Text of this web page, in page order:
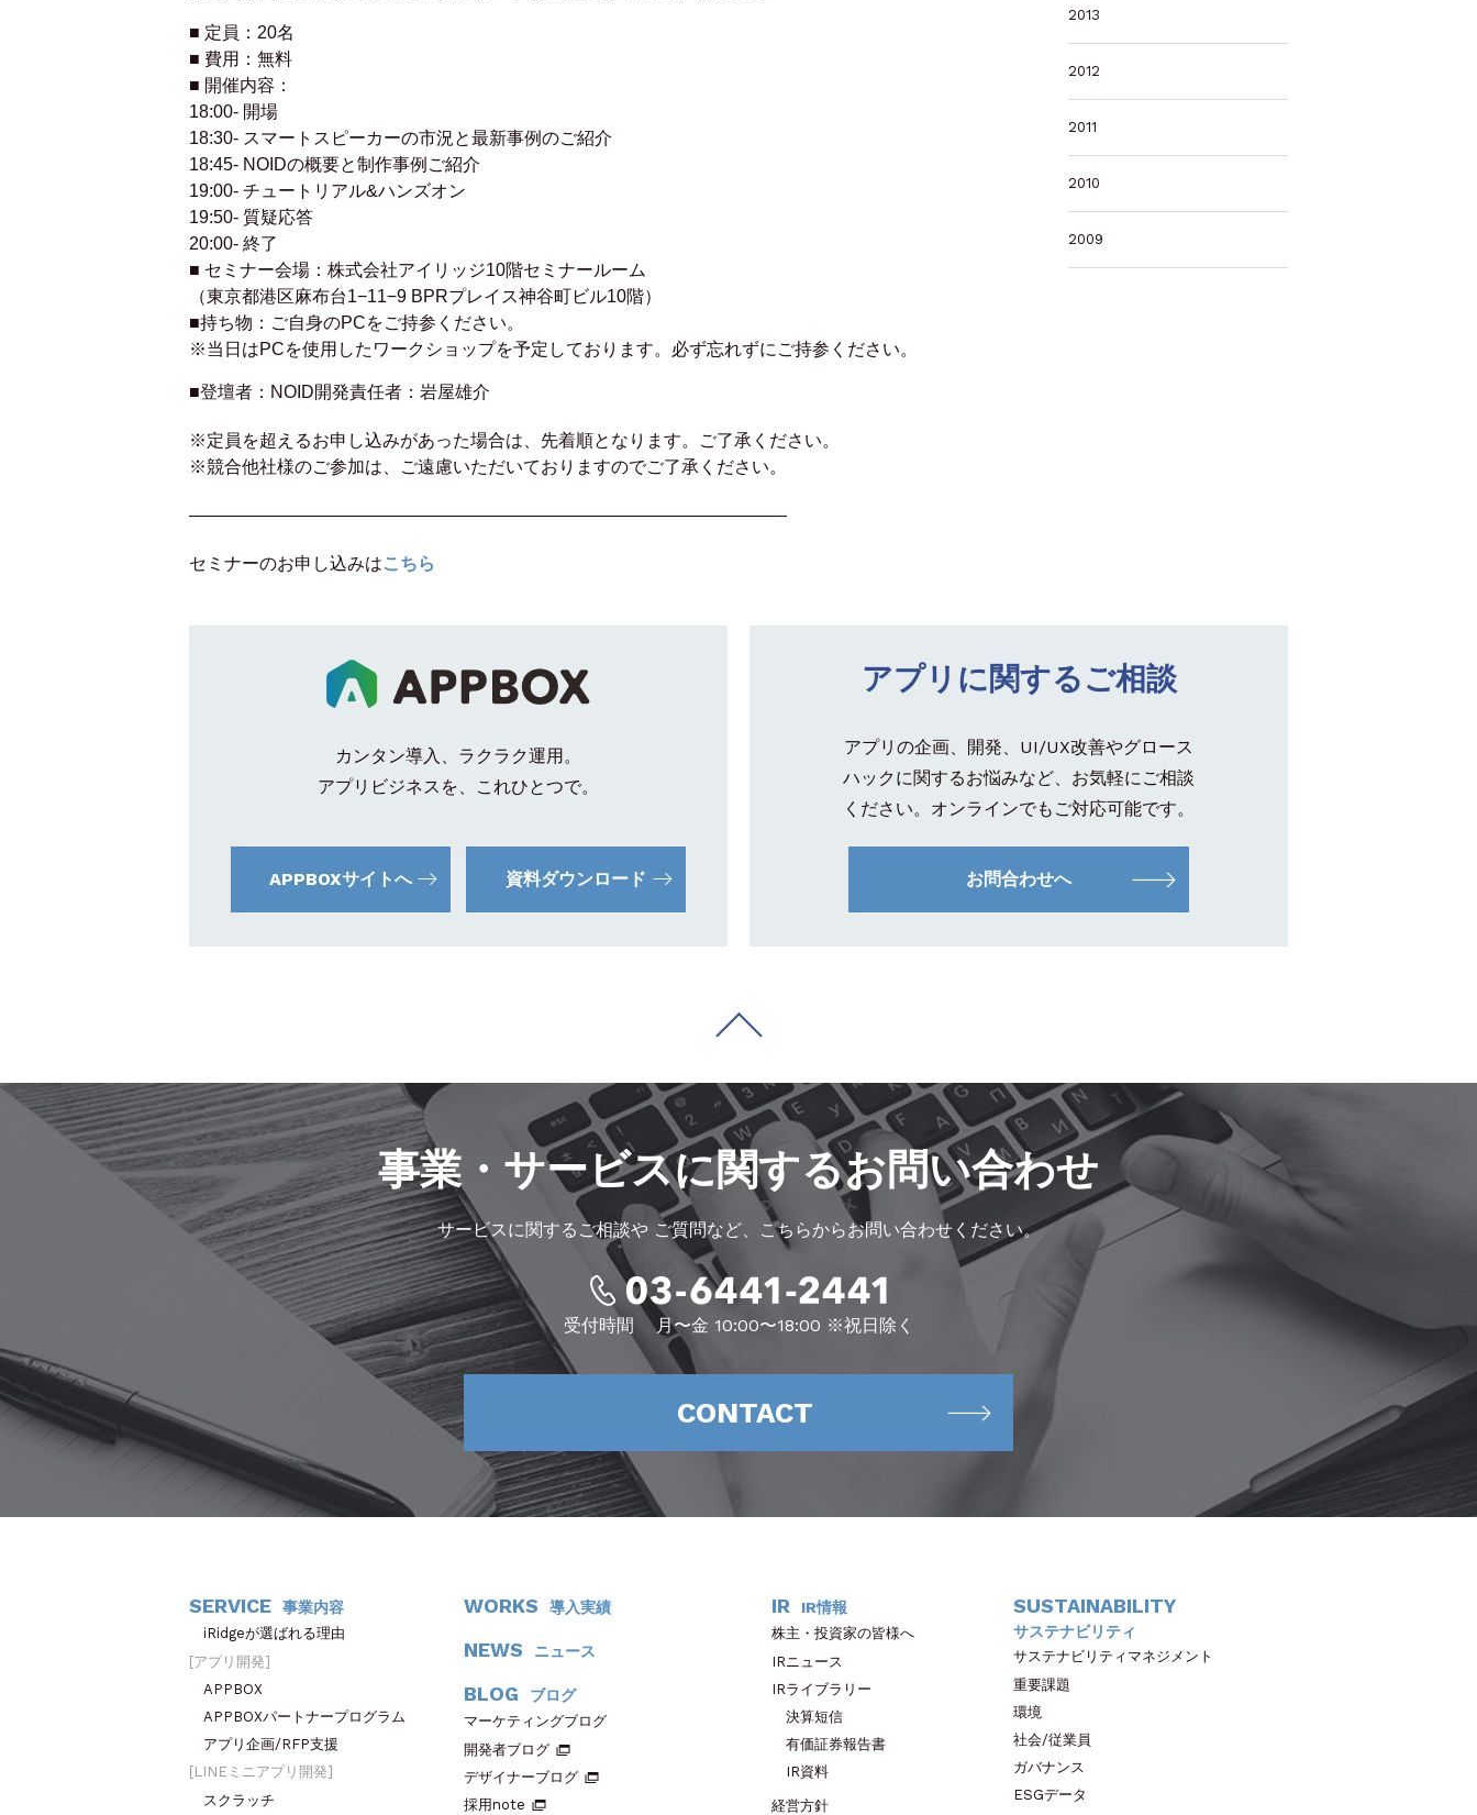
■ 定員：20名
■ 費用：無料
■ 開催内容：
18:00- 開場
18:30- スマートスピーカーの市況と最新事例のご紹介
18:45- NOIDの概要と制作事例ご紹介
19:00- チュートリアル&ハンズオン
19:50- 質疑応答
20:00- 終了
■ セミナー会場：株式会社アイリッジ10階セミナールーム
（東京都港区麻布台1−11−9 BPRプレイス神谷町ビル10階）
■持ち物：ご自身のPCをご持参ください。
※当日はPCを使用したワークショップを予定しております。必ず忘れずにご持参ください。
■登壇者：NOID開発責任者：岩屋雄介
※定員を超えるお申し込みがあった場合は、先着順となります。ご了承ください。
※競合他社様のご参加は、ご遠慮いただいておりますのでご了承ください。
——————————————————————————————————
セミナーのお申し込みはこちら
2013
2012
2011
2010
2009
カンタン導入、ラクラク運用。
アプリビジネスを、これひとつで。
APPBOXサイトへ 資料ダウンロード
アプリに関するご相談
アプリの企画、開発、UI/UX改善やグロース
ハックに関するお悩みなど、お気軽にご相談
ください。オンラインでもご対応可能です。
お問合わせへ
事業・サービスに関するお問い合わせ
サービスに関するご相談やご質問など、こちらからお問い合わせください。
受付時間 月〜金 10:00〜18:00 ※祝日除く
CONTACT
SERVICE 事業内容
iRidgeが選ばれる理由
アプリ開発
APPBOX
APPBOXパートナープログラム
アプリ企画/RFP支援
LINEミニアプリ開発
スクラッチ
WORKS 導入実績
NEWS ニュース
BLOG ブログ
マーケティングブログ
開発者ブログ
デザイナーブログ
採用note
IR IR情報
株主・投資家の皆様へ
IRニュース
IRライブラリー
決算短信
有価証券報告書
IR資料
経営方針
SUSTAINABILITY
サステナビリティ
サステナビリティマネジメント
重要課題
環境
社会/従業員
ガバナンス
ESGデータ